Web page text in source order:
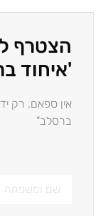
הצטרף
'איחוד
אין ספאם. רק
ברסלב"